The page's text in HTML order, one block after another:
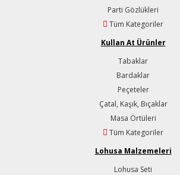
Parti Gözlükleri
Tüm Kategoriler
Kullan At Ürünler
Tabaklar
Bardaklar
Peçeteler
Çatal, Kaşık, Bıçaklar
Masa Örtüleri
Tüm Kategoriler
Lohusa Malzemeleri
Lohusa Seti